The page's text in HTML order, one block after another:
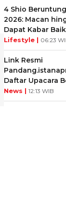
4 Shio
2026: Macan
Dapat Kabar Baik
Lifestyle | 06:23
Link Resmi
Daftar Upacara
Istana Negara
News | 12:13 WIB